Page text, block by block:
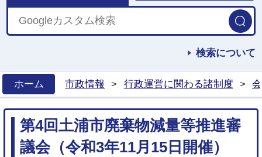
検索について
ホーム
市政情報 > 行政運営に関わる諸制度 >
第4回土浦市廃棄物減量等推進審
議会（令和3年11月15日開催）